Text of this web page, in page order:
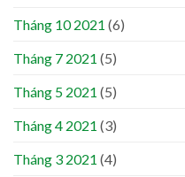
Tháng 10 2021 (6)
Tháng 7 2021 (5)
Tháng 5 2021 (5)
Tháng 4 2021 (3)
Tháng 3 2021 (4)